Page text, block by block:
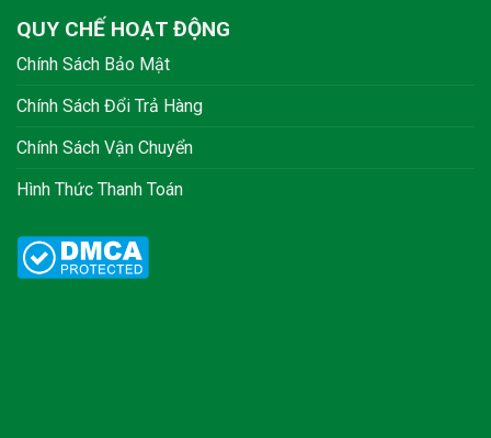
QUY CHẾ HOẠT ĐỘNG
Chính Sách Bảo Mật
Chính Sách Đổi Trả Hàng
Chính Sách Vận Chuyển
Hình Thức Thanh Toán